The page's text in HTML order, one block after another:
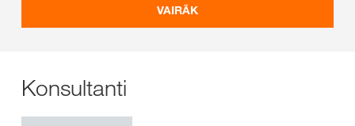
VAIRĀK
Konsultanti